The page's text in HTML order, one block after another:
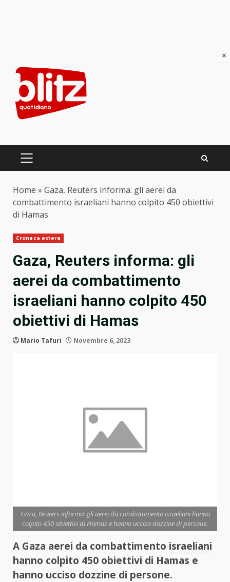
content
PRIMARY
Home » Gaza, Reuters informa: gli aerei da
combattimento israeliani hanno colpito 450 obiettivi
di Hamas
Cronaca estera
Gaza, Reuters informa: gli
aerei da combattimento
israeliani hanno colpito 450
obiettivi di Hamas
Mario Tafuri Novembre 6, 2023
Gaza, Reuters informa: gli aerei da combattimento israeliani hanno
colpito 450 obiettivi di Hamas e hanno ucciso dozzine di persone.
A Gaza aerei da combattimento israeliani
hanno colpito 450 obiettivi di Hamas e
hanno ucciso dozzine di persone.
×